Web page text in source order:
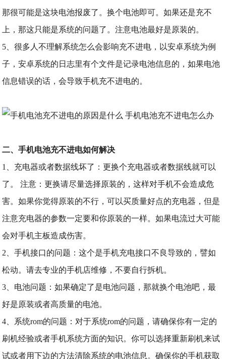
那很可能是这块电池报废了。换个电池即可。如果还是充不
上，那这只能是系统的问题了。注意电池最好是原装的。
5、很多人不理解系统怎么会影响充不进电，以安卓系统为例
子，安卓系统的日志里有个文件是记录电池信息的，如果电池
信息错误的话，会导致手机充不进电的。
二、手机电池充不进电如何解决
1、充电器或者数据线坏了：更换个充电器或者数据线就可以
了。 注意：更换请尽量选择原装的，这样对手机不会造成危
害。如果你觉得原装的不行，可以买质量好点的充电器，但是
注意充电器的参数一定要和你原装的一样。如果电流过大可能
会对手机主板造成伤害。
2、手机接口的问题：这个是手机充电接口不良导致的，譬如
松动。请去专业的手机店维修，不要自行拆机。
3、电池问题：如果确定了是电池问题，那就换个电池吧，最
好是原装或者高质量的电池。
4、系统rom的问题：对于系统rom的问题，请确保你有一定的
刷机经验或者手机系统方面的知识。你可以选择重新刷机来试
试或者用下边的方法清除系统的电池信息。确保你的手机获取